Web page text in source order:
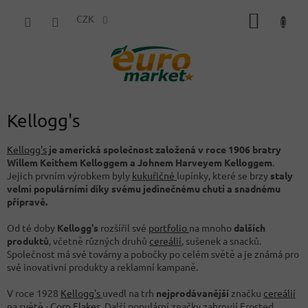
CZK
Kellogg's
Kellogg's je americká společnost založená v roce 1906 bratry
Willem Keithem Kelloggem a Johnem Harveyem Kelloggem.
Jejich prvním výrobkem byly kukuřičné lupínky, které se brzy staly
velmi populárními díky svému jedinečnému chuti a snadnému
přípravě.
Od té doby Kellogg's rozšířil své portfolio na mnoho dalších
produktů, včetně různých druhů cereálií, sušenek a snacků.
Společnost má své továrny a pobočky po celém světě a je známá pro
své inovativní produkty a reklamní kampaně.
V roce 1928 Kellogg's uvedl na trh nejprodávanější značku cereálií